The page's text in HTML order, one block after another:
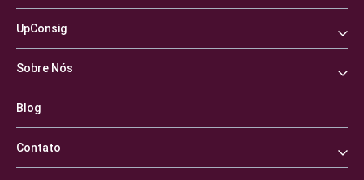
UpConsig
Sobre Nós
Blog
Contato